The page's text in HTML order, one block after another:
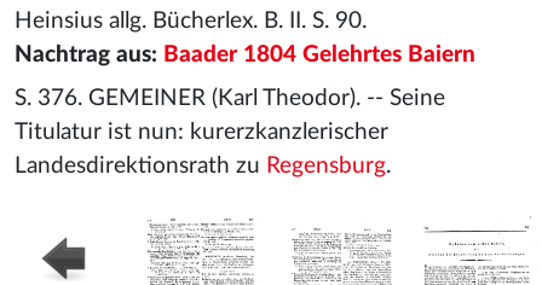
Heinsius allg. Bücherlex. B. II. S. 90.
Nachtrag aus: Baader 1804 Gelehrtes Baiern
S. 376. GEMEINER (Karl Theodor). -- Seine
Titulatur ist nun: kurerzkanzlerischer
Landesdirektionsrath zu Regensburg.